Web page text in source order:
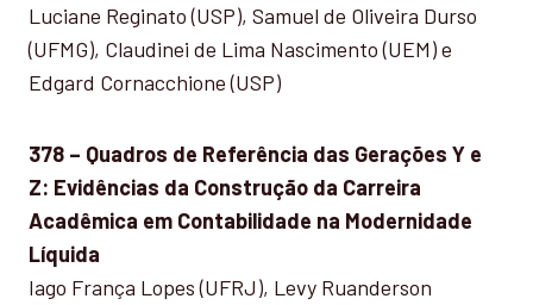
Luciane Reginato (USP), Samuel de Oliveira Durso
(UFMG), Claudinei de Lima Nascimento (UEM) e
Edgard Cornacchione (USP)
378 – Quadros de Referência das Gerações Y e
Z: Evidências da Construção da Carreira
Acadêmica em Contabilidade na Modernidade
Líquida
Iago França Lopes (UFRJ), Levy Ruanderson